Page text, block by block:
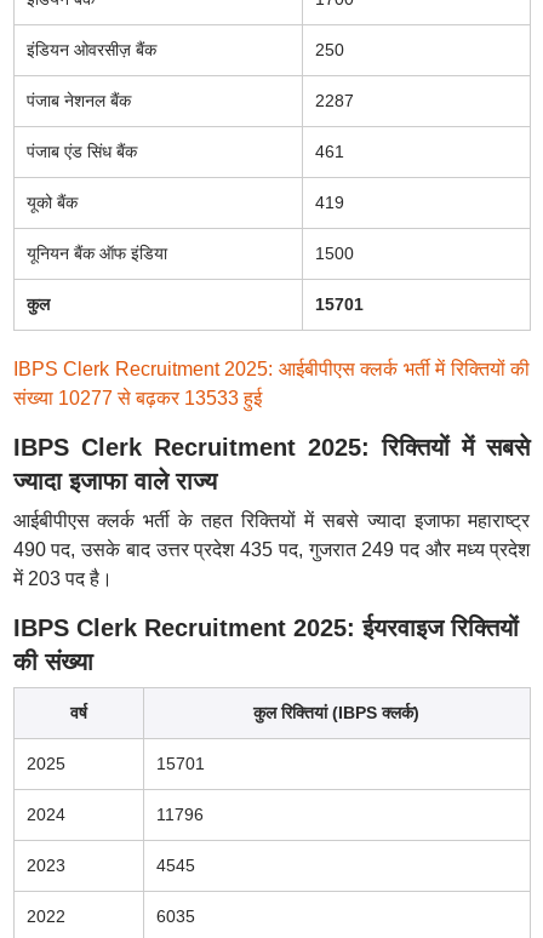
इंडियन ओवरसीज़ बैंक 250
पंजाब नेशनल बैंक 2287
पंजाब एंड सिंध बैंक 461
यूको बैंक 419
यूनियन बैंक ऑफ इंडिया 1500
कुल 15701
IBPS Clerk Recruitment 2025: आईबीपीएस क्लर्क भर्ती में रिक्तियों की
संख्या 10277 से बढ़कर 13533 हुई
IBPS Clerk Recruitment 2025: रिक्तियों में सबसे
ज्यादा इजाफा वाले राज्य
आईबीपीएस क्लर्क भर्ती के तहत रिक्तियों में सबसे ज्यादा इजाफा महाराष्ट्र
490 पद, उसके बाद उत्तर प्रदेश 435 पद, गुजरात 249 पद और मध्य प्रदेश
में 203 पद है।
IBPS Clerk Recruitment 2025: ईयरवाइज रिक्तियों
की संख्या
वर्ष कुल रिक्तियां (IBPS क्लर्क)
2025 15701
2024 11796
2023 4545
2022 6035